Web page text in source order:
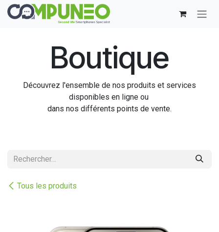
Se rendre au contenu
Boutique
Découvrez l'ensemble de nos produits et services
disponibles en ligne ou
dans nos différents points de vente.
Tous les produits